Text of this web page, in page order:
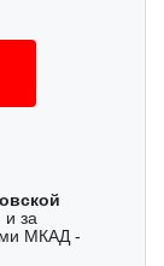
и за
МКАД -